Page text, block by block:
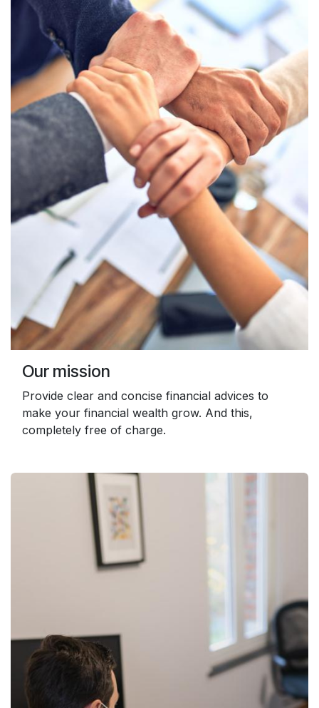
Our mission
Provide clear and concise financial advices to
make your financial wealth grow. And this,
completely free of charge.